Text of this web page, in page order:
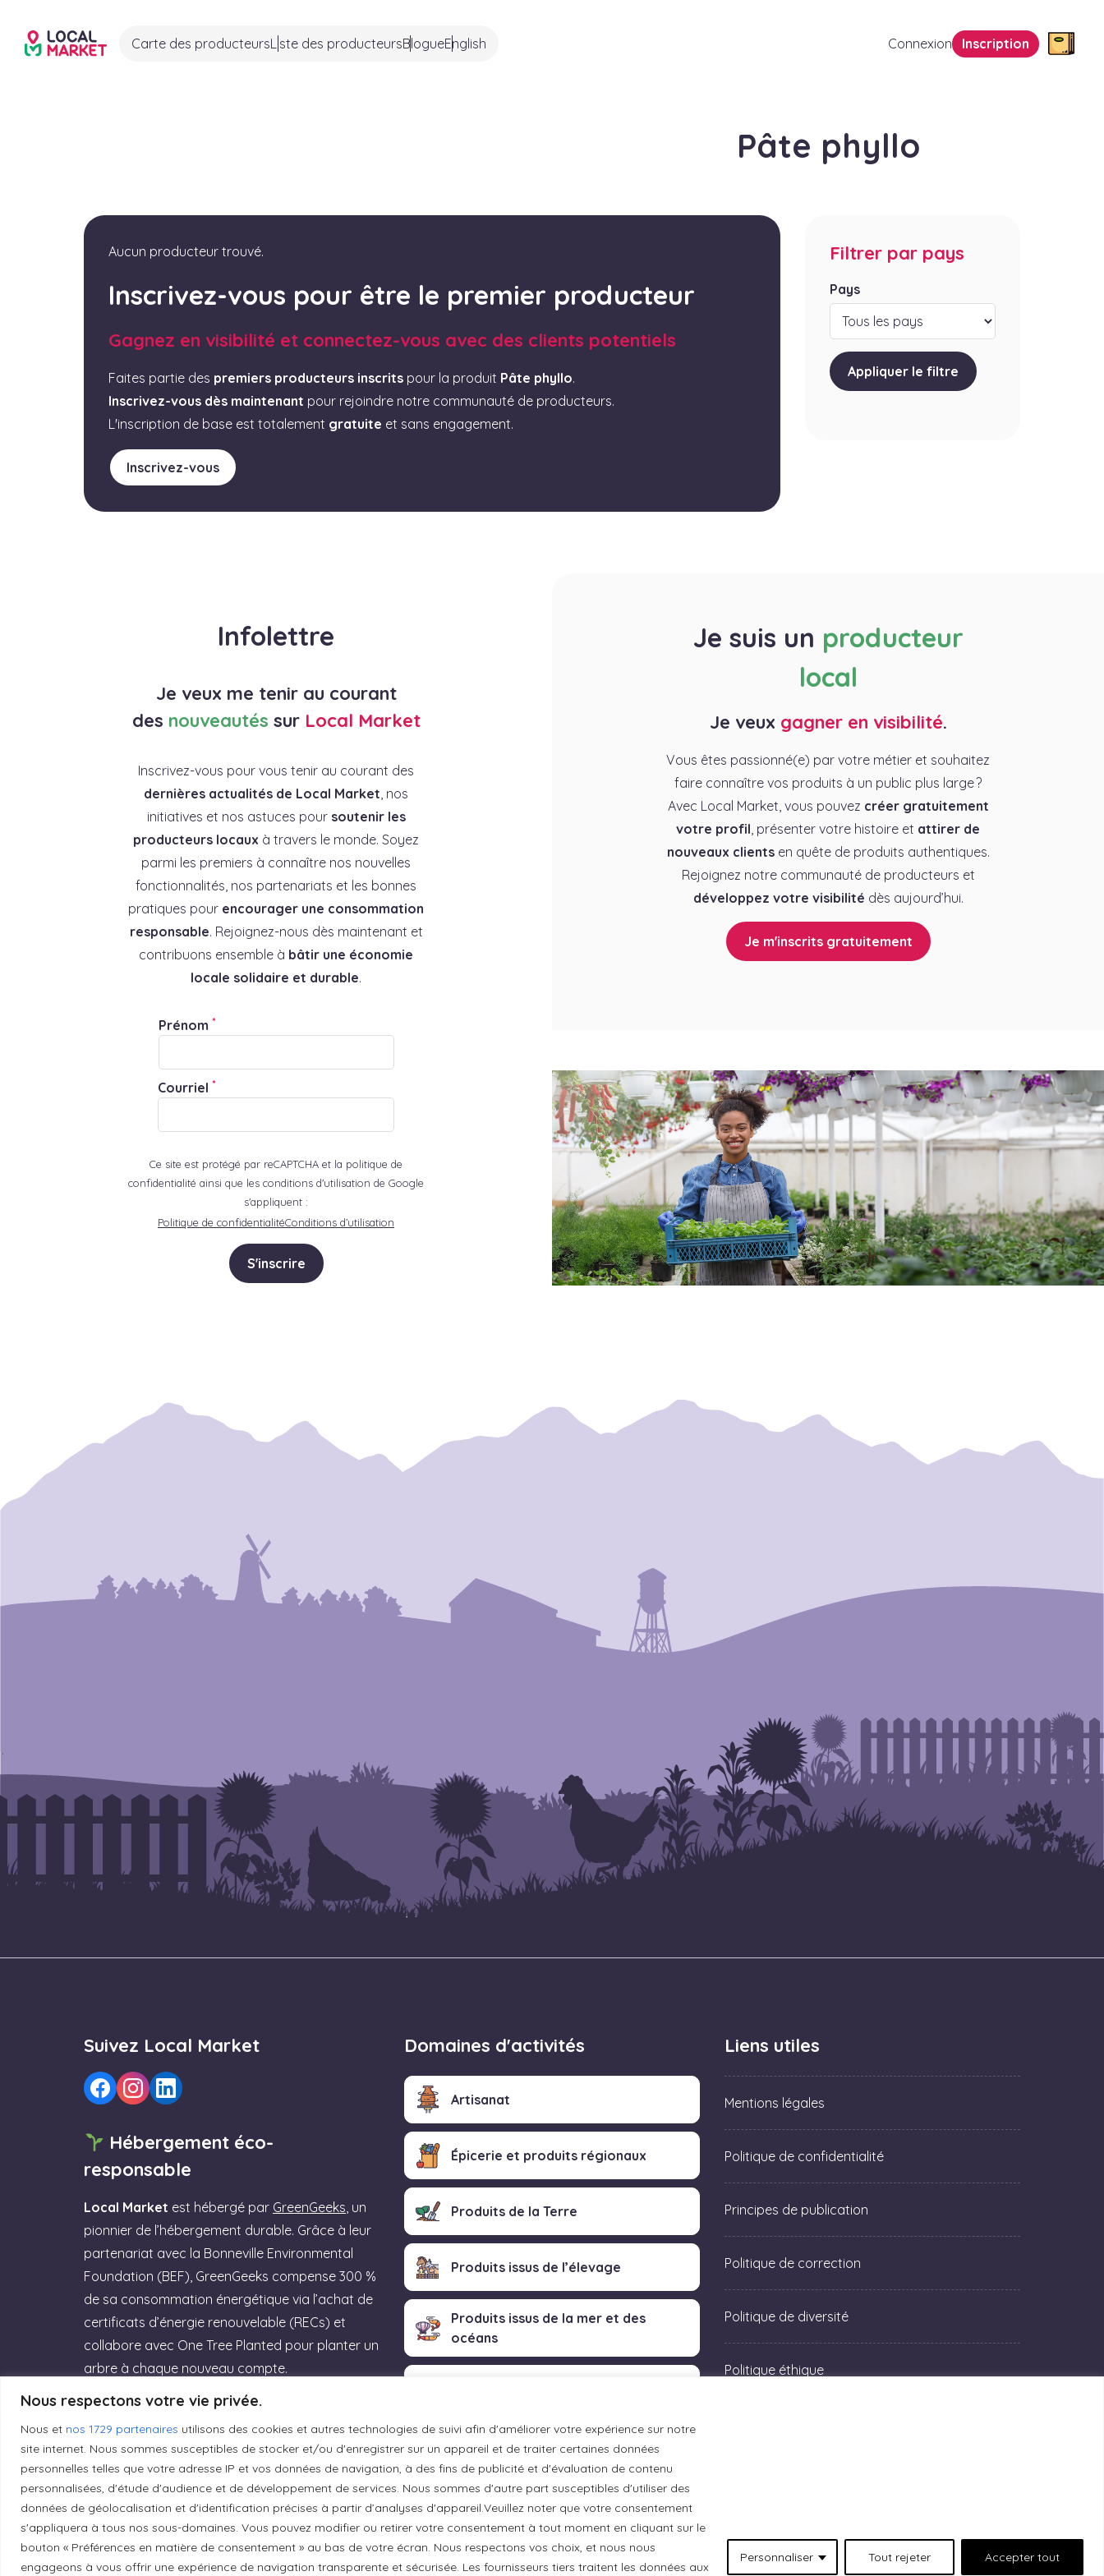
Nous respectons votre vie privée.
Nous et nos 1729 partenaires utilisons des cookies et autres technologies de suivi afin d'améliorer votre expérience sur notre
site internet. Nous sommes susceptibles de stocker et/ou d'enregistrer sur un appareil et de traiter certaines données
personnelles telles que votre adresse IP et vos données de navigation, à des fins de publicité et d'évaluation de contenu
personnalisées, d'étude d'audience et de développement de services. Nous sommes d'autre part susceptibles d'utiliser des
données de géolocalisation et d'identification précises à partir d’analyses d'appareil.Veuillez noter que votre consentement
s'appliquera à tous nos sous-domaines. Vous pouvez modifier ou retirer votre consentement à tout moment en cliquant sur le
bouton « Préférences en matière de consentement » au bas de votre écran. Nous respectons vos choix, et nous nous
engageons à vous offrir une expérience de navigation transparente et sécurisée. Les fournisseurs tiers traitent les données aux
Personnaliser Tout rejeter Accepter tout
Carte des producteursListe des producteursBlogueEnglish Connexion Inscription
Pâte phyllo
Aucun producteur trouvé.
Inscrivez-vous pour être le premier producteur
Gagnez en visibilité et connectez-vous avec des clients potentiels
Faites partie des premiers producteurs inscrits pour la produit Pâte phyllo.
Inscrivez-vous dès maintenant pour rejoindre notre communauté de producteurs.
L'inscription de base est totalement gratuite et sans engagement.
Inscrivez-vous
Filtrer par pays
Pays
Appliquer le filtre
Infolettre
Je veux me tenir au courant
des nouveautés sur Local Market
Inscrivez-vous pour vous tenir au courant des
dernières actualités de Local Market , nos
initiatives et nos astuces pour soutenir les
producteurs locaux à travers le monde. Soyez
parmi les premiers à connaître nos nouvelles
fonctionnalités, nos partenariats et les bonnes
pratiques pour encourager une consommation
responsable. Rejoignez-nous dès maintenant et
contribuons ensemble à bâtir une économie
locale solidaire et durable.
Prénom *
Courriel *
Ce site est protégé par reCAPTCHA et la politique de
confidentialité ainsi que les conditions d'utilisation de Google
s'appliquent :
Politique de confidentialitéConditions d’utilisation
S'inscrire
Je suis un producteur
local
Je veux gagner en visibilité.
Vous êtes passionné(e) par votre métier et souhaitez
faire connaître vos produits à un public plus large ?
Avec Local Market, vous pouvez créer gratuitement
votre profil, présenter votre histoire et attirer de
nouveaux clientsen quête de produits authentiques.
Rejoignez notre communauté de producteurs et
développez votre visibilité dès aujourd’hui.
Je m'inscrits gratuitement
Suivez Local Market
Hébergement éco-
responsable
Local Market est hébergé par GreenGeeks, un
pionnier de l’hébergement durable. Grâce à leur
partenariat avec la Bonneville Environmental
Foundation (BEF), GreenGeeks compense 300 %
de sa consommation énergétique via l’achat de
certificats d’énergie renouvelable (RECs) et
collabore avec One Tree Planted pour planter un
arbre à chaque nouveau compte.
Rejoignez GreenGeeks dès aujourd’hui et
offrez à votre site un hébergement labellisé «
Green Web Hosting » performant qui
respecte la planète ! (Lien affilié)
Essayez GreenGeeks
Domaines d'activités
Artisanat
Épicerie et produits régionaux
Produits de la Terre
Produits issus de l’élevage
Produits issus de la mer et des
océans
Liens utiles
Mentions légales
Politique de confidentialité
Principes de publication
Politique de correction
Politique de diversité
Politique éthique